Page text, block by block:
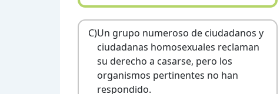
C)Un grupo numeroso de ciudadanos y
ciudadanas homosexuales reclaman
su derecho a casarse, pero los
organismos pertinentes no han
respondido.